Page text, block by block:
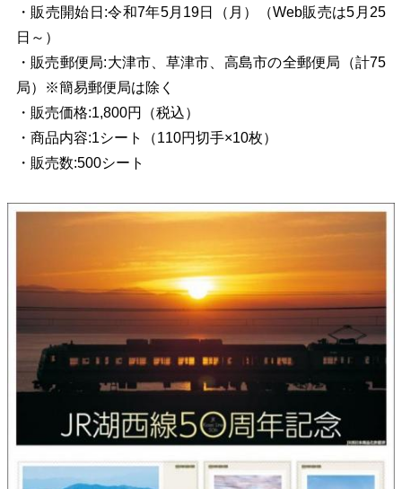
・販売開始日:令和7年5月19日
（月）（Web販売は5月25
日～）
・販売郵便局:大津市、草津市、高島市の全郵便局（計75
局）
※簡易郵便局は除く
・販売価格:1,800円（税込）
・商品内容:1シート（110円切手×10枚）
・販売数:500シート